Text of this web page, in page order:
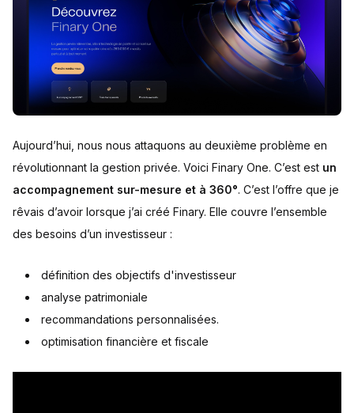
Aujourd’hui, nous nous attaquons au deuxième problème en
révolutionnant la gestion privée. Voici Finary One. C’est est un
accompagnement sur-mesure et à 360°. C’est l’offre que je
rêvais d’avoir lorsque j’ai créé Finary. Elle couvre l’ensemble
des besoins d’un investisseur :
définition des objectifs d'investisseur
analyse patrimoniale
recommandations personnalisées.
optimisation financière et fiscale